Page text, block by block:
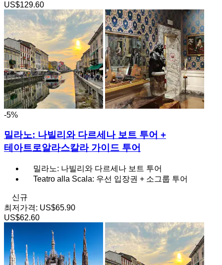
US$129.60
-5%
밀라노: 나빌리와 다르세나 보트 투어 +
테아트로알라스칼라 가이드 투어
밀라노: 나빌리와 다르세나 보트 투어
Teatro alla Scala: 우선 입장권 + 소그룹 투어
신규
최저가격: US$65.90
US$62.60